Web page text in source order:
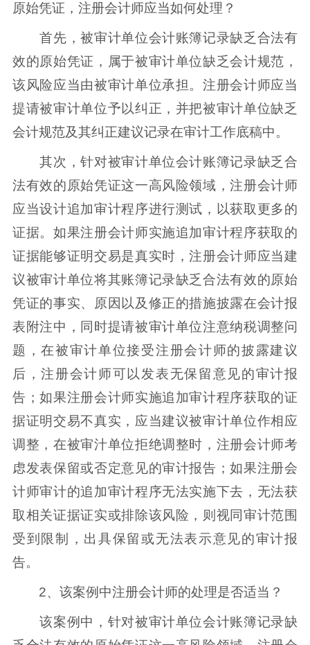
原始凭证，注册会计师应当如何处理？
首先，被审计单位会计账簿记录缺乏合法有
效的原始凭证，属于被审计单位缺乏会计规范，
该风险应当由被审计单位承担。注册会计师应当
提请被审计单位予以纠正，并把被审计单位缺乏
会计规范及其纠正建议记录在审计工作底稿中。
其次，针对被审计单位会计账簿记录缺乏合
法有效的原始凭证这一高风险领域，注册会计师
应当设计追加审计程序进行测试，以获取更多的
证据。如果注册会计师实施追加审计程序获取的
证据能够证明交易是真实时，注册会计师应当建
议被审计单位将其账簿记录缺乏合法有效的原始
凭证的事实、原因以及修正的措施披露在会计报
表附注中，同时提请被审计单位注意纳税调整问
题，在被审计单位接受注册会计师的披露建议
后，注册会计师可以发表无保留意见的审计报
告；如果注册会计师实施追加审计程序获取的证
据证明交易不真实，应当建议被审计单位作相应
调整，在被审汁单位拒绝调整时，注册会计师考
虑发表保留或否定意见的审计报告；如果注册会
计师审计的追加审计程序无法实施下去，无法获
取相关证据证实或排除该风险，则视同审计范围
受到限制，出具保留或无法表示意见的审计报
告。
2、该案例中注册会计师的处理是否适当？
该案例中，针对被审计单位会计账簿记录缺